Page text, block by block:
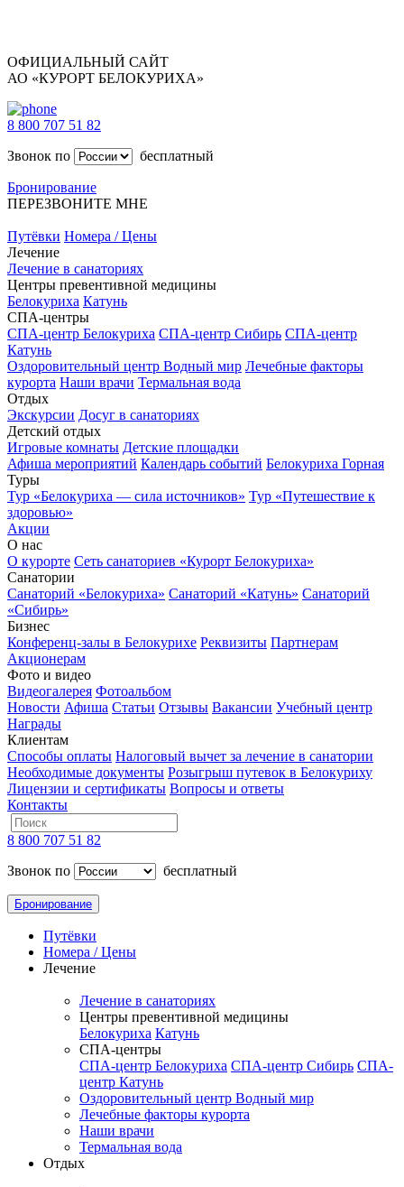
ОФИЦИАЛЬНЫЙ САЙТ
АО «КУРОРТ БЕЛОКУРИХА»
8 800 707 51 82
Звонок по
бесплатный
Бронирование
ПЕРЕЗВОНИТЕ МНЕ
Путёвки Номера / Цены
Лечение
Лечение в санаториях
Центры превентивной медицины
Белокуриха Катунь
СПА-центры
СПА-центр Белокуриха СПА-центр Сибирь СПА-центр
Катунь
Оздоровительный центр Водный мир Лечебные факторы
курорта Наши врачи Термальная вода
Отдых
Экскурсии Досуг в санаториях
Детский отдых
Игровые комнаты Детские площадки
Афиша мероприятий Календарь событий Белокуриха Горная
Туры
Тур «Белокуриха — сила источников» Тур «Путешествие к
здоровью»
Акции
О нас
О курорте Сеть санаториев «Курорт Белокуриха»
Санатории
Санаторий «Белокуриха» Санаторий «Катунь» Санаторий
«Сибирь»
Бизнес
Конференц-залы в Белокурихе Реквизиты Партнерам
Акционерам
Фото и видео
Видеогалерея Фотоальбом
Новости Афиша Статьи Отзывы Вакансии Учебный центр
Награды
Клиентам
Способы оплаты Налоговый вычет за лечение в санатории
Необходимые документы Розыгрыш путевок в Белокуриху
Лицензии и сертификаты Вопросы и ответы
Контакты
8 800 707 51 82
Звонок по
бесплатный
Бронирование
Путёвки
Номера / Цены
Лечение
Лечение в санаториях
Центры превентивной медицины
Белокуриха Катунь
СПА-центры
СПА-центр Белокуриха СПА-центр Сибирь СПА-
центр Катунь
Оздоровительный центр Водный мир
Лечебные факторы курорта
Наши врачи
Термальная вода
Отдых